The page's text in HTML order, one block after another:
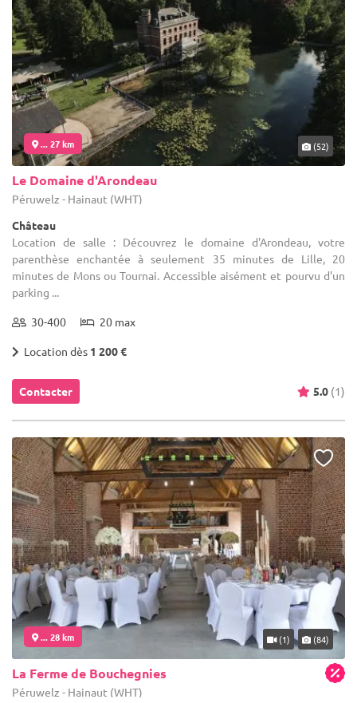
... 27 km (52)
Le Domaine d'Arondeau
Péruwelz - Hainaut (WHT)
Château
Location de salle : Découvrez le domaine d'Arondeau, votre
parenthèse enchantée à seulement 35 minutes de Lille, 20
minutes de Mons ou Tournai. Accessible aisément et pourvu d'un
parking ...
30-400 20 max
Location dès 1 200 €
Contacter 5.0 (1)
... 28 km (1) (84)
La Ferme de Bouchegnies
Péruwelz - Hainaut (WHT)